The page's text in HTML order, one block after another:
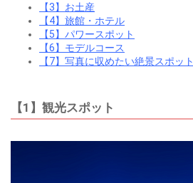
【3】お土産
【4】旅館・ホテル
【5】パワースポット
【6】モデルコース
【7】写真に収めたい絶景スポット
【1】観光スポット